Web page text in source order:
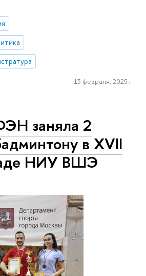
13 февраля, 2025 г.
заняла 2
в XVII
НИУ ВШЭ